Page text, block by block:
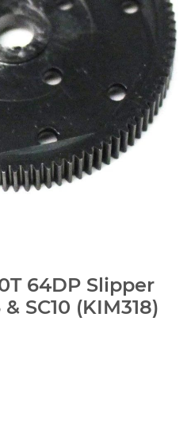
64DP Slipper
SC10 (KIM318)